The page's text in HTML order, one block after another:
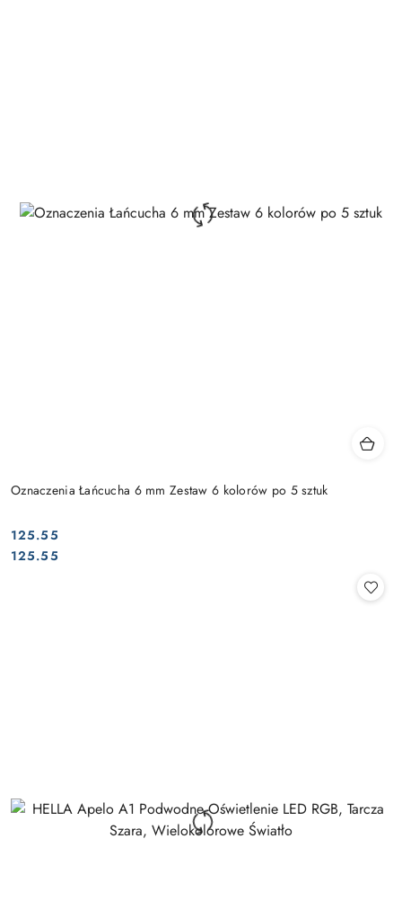
Oznaczenia Łańcucha 6 mm Zestaw 6 kolorów po 5 sztuk
Cena:
125.55
Cena:
125.55